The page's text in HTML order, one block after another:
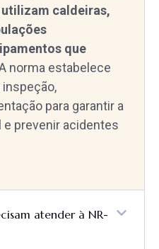
utilizam caldeiras,
que
norma estabelece
para garantir a
e prevenir acidentes
atender à NR-